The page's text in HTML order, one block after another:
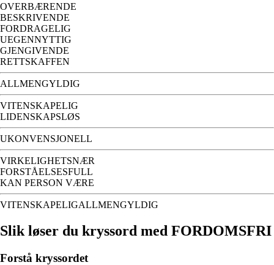
OVERBÆRENDE
BESKRIVENDE
FORDRAGELIG
UEGENNYTTIG
GJENGIVENDE
RETTSKAFFEN
ALLMENGYLDIG
VITENSKAPELIG
LIDENSKAPSLØS
UKONVENSJONELL
VIRKELIGHETSNÆR
FORSTÅELSESFULL
KAN PERSON VÆRE
VITENSKAPELIGALLMENGYLDIG
Slik løser du kryssord med FORDOMSFRI
Forstå kryssordet